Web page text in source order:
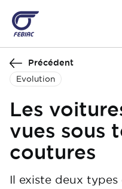
contenu
principal
Précédent
Evolution
Les
vues sous
coutures
Il existe deux types